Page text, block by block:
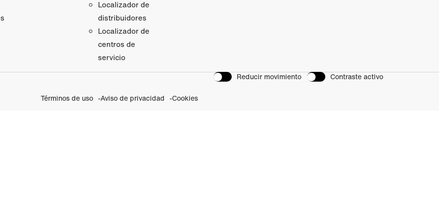
Localizador de
distribuidores
Localizador de
centros de
servicio
Reducir movimiento Contraste activo
Términos de uso Aviso de privacidad Cookies